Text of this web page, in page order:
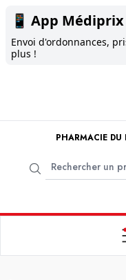
📱 App Médiprix
Envoi d'ordonnances,
plus !
PHARMACIE DU